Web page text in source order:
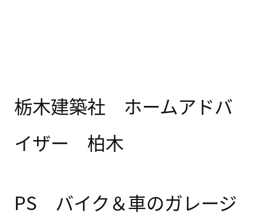
栃木建築社 ホームアドバ
イザー 柏木
PS バイク＆車のガレージ